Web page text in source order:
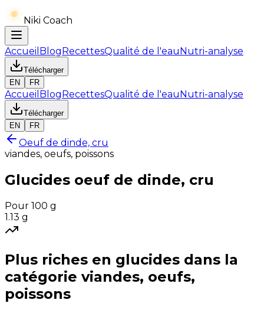
Niki Coach
Accueil BlogRecettesQualité de l'eauNutri-analyse
Télécharger
EN
FR
Accueil BlogRecettesQualité de l'eauNutri-analyse
Télécharger
EN
FR
Oeuf de dinde, cru
viandes, oeufs, poissons
Glucides oeuf de dinde, cru
Pour 100 g
1.13 g
Plus riches en glucides dans la
catégorie viandes, oeufs,
poissons